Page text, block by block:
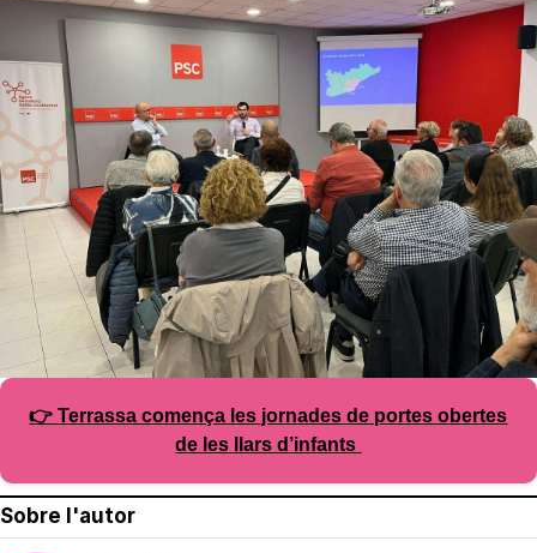
👉 Terrassa comença les jornades de portes obertes
de les llars d’infants
Sobre l'autor